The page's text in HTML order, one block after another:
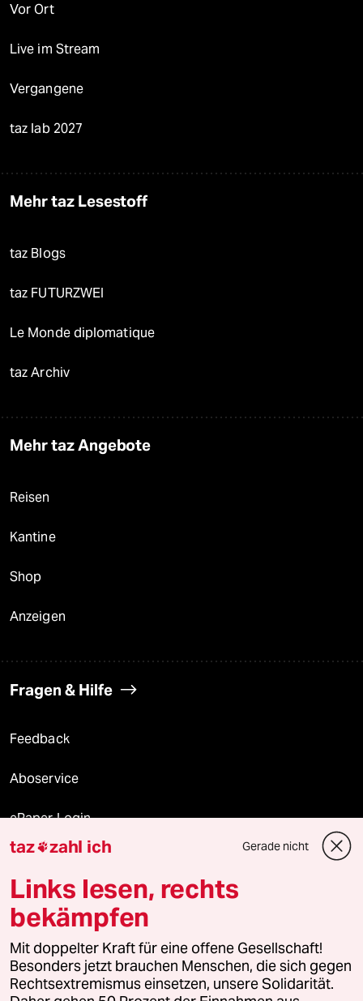
Vor Ort
Live im Stream
Vergangene
taz lab 2027
Mehr taz Lesestoff
taz Blogs
taz FUTURZWEI
Le Monde diplomatique
taz Archiv
Mehr taz Angebote
Reisen
Kantine
Shop
Anzeigen
Fragen & Hilfe
Feedback
Aboservice
ePaper Login
Downloads für Abonnierende
© 2026 taz Verlags und Vertriebs GmbH
Alle Rechte vorbehalten. Bei rechtlichen Fragen oder für Genehmigungen
wenden Sie sich bitte an
lizenzen@taz.de
taz zahl ich Gerade nicht
Links lesen, rechts
bekämpfen
Mit doppelter Kraft für eine offene Gesellschaft!
Besonders jetzt brauchen Menschen, die sich gegen
Rechtsextremismus einsetzen, unsere Solidarität.